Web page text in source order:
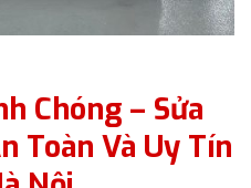
Toàn Và Uy Tín
Nội